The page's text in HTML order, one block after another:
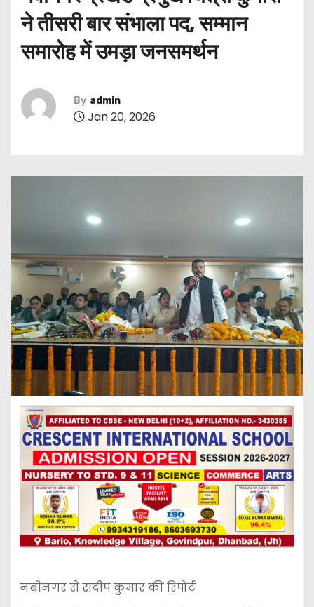
ने तीसरी बार संभाला पद, सम्मान
समारोह में उमड़ा जनसमर्थन
By admin
Jan 20, 2026
नबीनगर से संदीप कुमार की रिपोर्ट